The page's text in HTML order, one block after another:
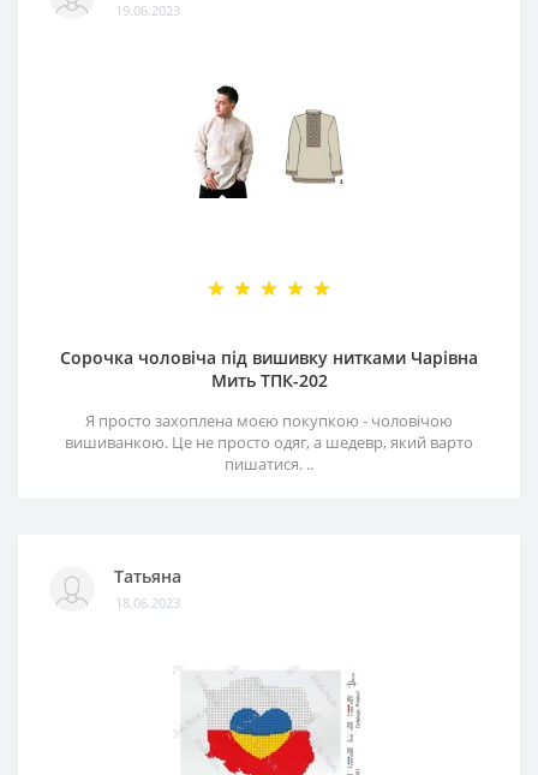
19.06.2023
Сорочка чоловіча під вишивку нитками Чарівна
Мить ТПК-202
Я просто захоплена моєю покупкою - чоловічою
вишиванкою. Це не просто одяг, а шедевр, який варто
пишатися. ..
Татьяна
18.06.2023